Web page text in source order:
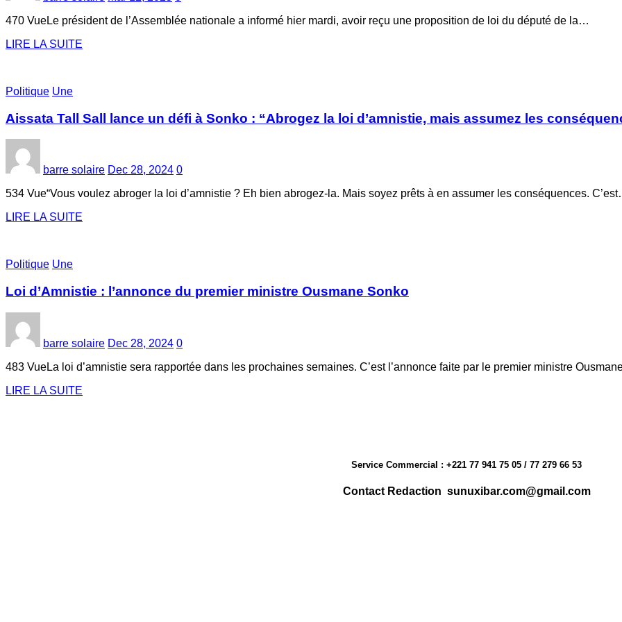
470 VueLe président de l’Assemblée nationale a informé hier mardi, avoir reçu une proposition de loi du député de la…
LIRE LA SUITE
Politique Une
Aissata Tall Sall lance un défi à Sonko : “Abrogez la loi d’amnistie, mais assumez les
barre solaire Dec 28, 2024 0
534 Vue“Vous voulez abroger la loi d’amnistie ? Eh bien abrogez-la. Mais soyez prêts à en assumer les conséquences.
LIRE LA SUITE
Politique Une
Loi d’Amnistie : l’annonce du premier ministre Ousmane Sonko
barre solaire Dec 28, 2024 0
483 VueLa loi d’amnistie sera rapportée dans les prochaines semaines. C’est l’annonce faite par le premier ministre
LIRE LA SUITE
Service Commercial : +221 77 941 75 05 / 77 279 66 53
Contact Redaction sunuxibar.com@gmail.com